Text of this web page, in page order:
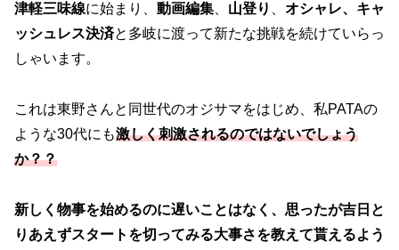
津軽三味線に始まり、 動画編集 山登り
オシャレ、キャ
ッシュレス決済と多岐に渡って新たな挑戦を続けていらっ
しゃいます。
これは東野さんと同世代のオジサマをはじめ、私PATAの
ような30代にも激しく刺激されるのではないでしょう
か？？
新しく物事を始めるのに遅いことはなく、思ったが吉日と
りあえずスタートを切ってみる大事さを教えて貰えるよう